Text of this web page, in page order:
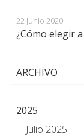
22 Junio 2020
¿Cómo elegir
ARCHIVO
2025
Julio 2025